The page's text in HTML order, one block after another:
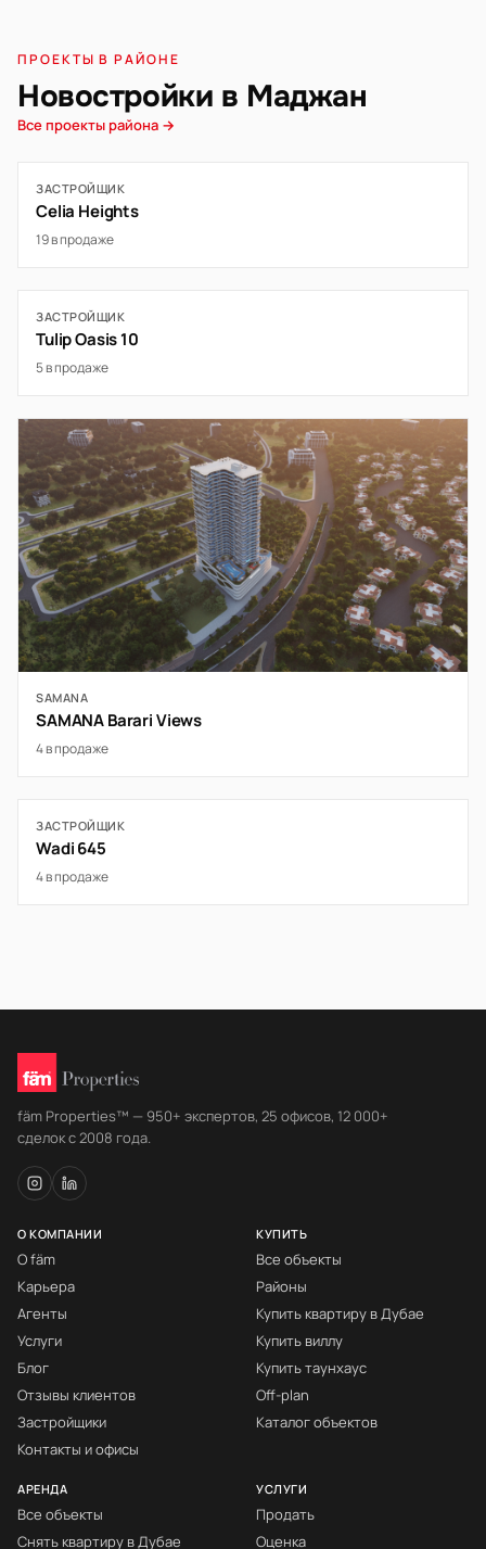
ПРОЕКТЫ В РАЙОНЕ
Новостройки в Маджан
Все проекты района →
ЗАСТРОЙЩИК
Celia Heights
19 в продаже
ЗАСТРОЙЩИК
Tulip Oasis 10
5 в продаже
SAMANA
SAMANA Barari Views
4 в продаже
ЗАСТРОЙЩИК
Wadi 645
4 в продаже
fäm Properties™ — 950+ экспертов, 25 офисов, 12 000+
сделок с 2008 года.
О КОМПАНИИ
О fäm
Карьера
Агенты
Услуги
Блог
Отзывы клиентов
Застройщики
Контакты и офисы
КУПИТЬ
Все объекты
Районы
Купить квартиру в Дубае
Купить виллу
Купить таунхаус
Off-plan
Каталог объектов
АРЕНДА
Все объекты
Снять квартиру в Дубае
УСЛУГИ
Продать
Оценка